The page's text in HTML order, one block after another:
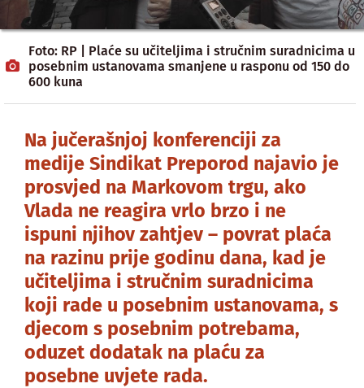
Foto: RP | Plaće su učiteljima i stručnim suradnicima u
posebnim ustanovama smanjene u rasponu od 150 do
600 kuna
Na jučerašnjoj konferenciji za
medije Sindikat Preporod najavio je
prosvjed na Markovom trgu, ako
Vlada ne reagira vrlo brzo i ne
ispuni njihov zahtjev – povrat plaća
na razinu prije godinu dana, kad je
učiteljima i stručnim suradnicima
koji rade u posebnim ustanovama, s
djecom s posebnim potrebama,
oduzet dodatak na plaću za
posebne uvjete rada.